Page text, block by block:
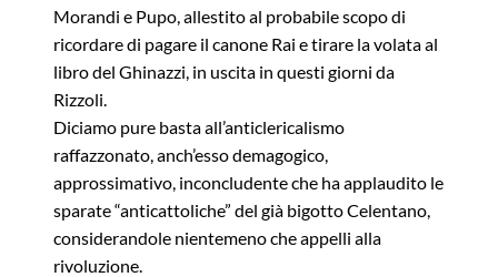
Morandi e Pupo, allestito al probabile scopo di
ricordare di pagare il canone Rai e tirare la volata al
libro del Ghinazzi, in uscita in questi giorni da
Rizzoli.
Diciamo pure basta all’anticlericalismo
raffazzonato, anch’esso demagogico,
approssimativo, inconcludente che ha applaudito le
sparate “anticattoliche” del già bigotto Celentano,
considerandole nientemeno che appelli alla
rivoluzione.